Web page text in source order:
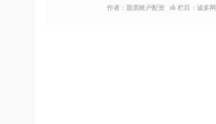
作者：股票账户配资 栏目： 诚多网